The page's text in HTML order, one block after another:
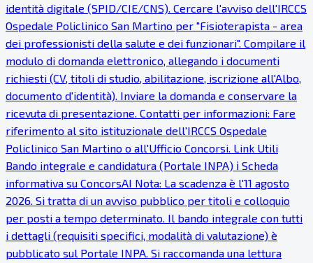
identità digitale (SPID/CIE/CNS). Cercare l'avviso dell'IRCCS
Ospedale Policlinico San Martino per "Fisioterapista - area
dei professionisti della salute e dei funzionari". Compilare il
modulo di domanda elettronico, allegando i documenti
richiesti (CV, titoli di studio, abilitazione, iscrizione all'Albo,
documento d'identità). Inviare la domanda e conservare la
ricevuta di presentazione. Contatti per informazioni: Fare
riferimento al sito istituzionale dell'IRCCS Ospedale
Policlinico San Martino o all'Ufficio Concorsi. Link Utili
Bando integrale e candidatura (Portale INPA) ℹ Scheda
informativa su ConcorsAI Nota: La scadenza è l'11 agosto
2026. Si tratta di un avviso pubblico per titoli e colloquio
per posti a tempo determinato. Il bando integrale con tutti
i dettagli (requisiti specifici, modalità di valutazione) è
pubblicato sul Portale INPA. Si raccomanda una lettura